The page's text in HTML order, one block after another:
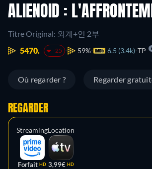
ALIENOID :
Titre Original: 외계+인 2부
5470.
-25 59% 6.5 (3.4k) TP
Où regarder ? Regarder
REGARDER
Streaming
Forfait HD
Location
3,99€ HD